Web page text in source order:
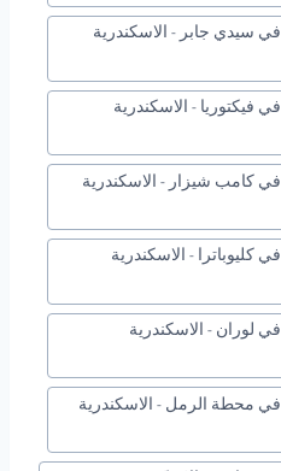
صيانة نظام انذار حريق Thorn في سيدي جابر - الاسكندرية
صيانة نظام انذار حريق Thorn في فيكتوريا - الاسكندرية
صيانة نظام انذار حريق Thorn في كامب شيزار - الاسكندرية
صيانة نظام انذار حريق Thorn في كليوباترا - الاسكندرية
صيانة نظام انذار حريق Thorn في لوران - الاسكندرية
صيانة نظام انذار حريق Thorn في محطة الرمل - الاسكندرية